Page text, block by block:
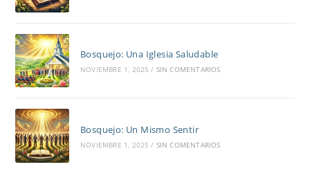
Bosquejo: Una Iglesia Saludable
NOVIEMBRE 1, 2025 / SIN COMENTARIOS
Bosquejo: Un Mismo Sentir
NOVIEMBRE 1, 2025 / SIN COMENTARIOS